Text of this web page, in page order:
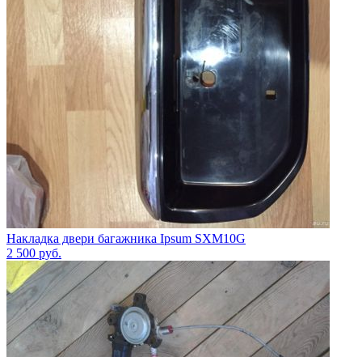
Накладка двери багажника Ipsum SXM10G
2 500 руб.